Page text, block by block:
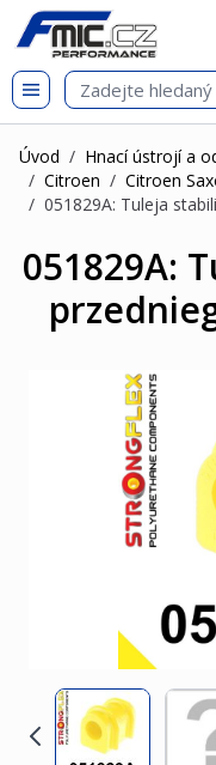
Přejít na obsah
git s
Úvod / Hnací ústrojí a
/ Citroen / Citroen
/ 051829A: Tuleja
051829A: